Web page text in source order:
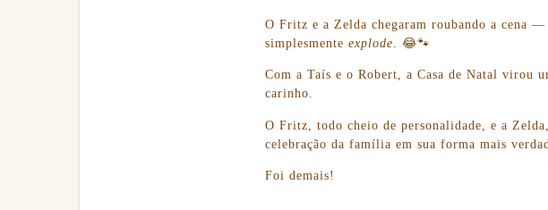
O Fritz e a Zelda chegaram roubando a cena
simplesmente explode. 😂🐾
Com a Taís e o Robert, a Casa de Natal virou
carinho.
O Fritz, todo cheio de personalidade, e a
celebração da família em sua forma mais
Foi demais!